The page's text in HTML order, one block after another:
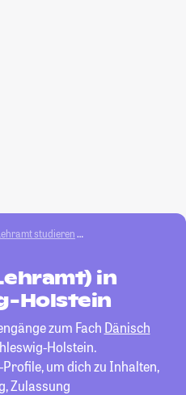
studieren
in
Holstein
zum Fach Dänisch
Holstein.
um dich zu Inhalten,
Zulassung